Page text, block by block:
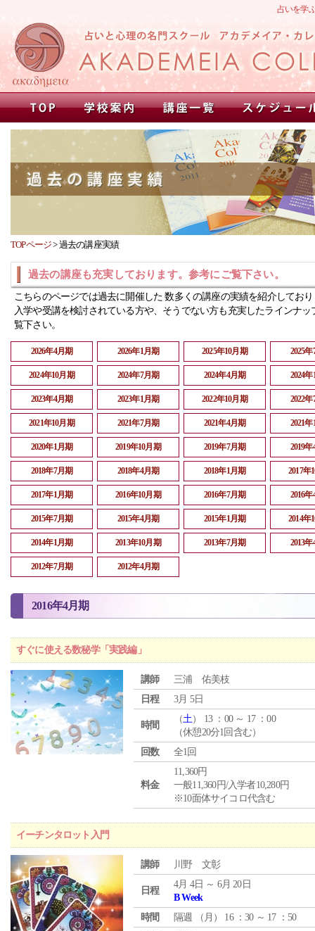
占いを学
TOPページ>過去の講座実績
過去の講座も充実しております。参考にご覧下さい。
こちらのページでは過去に開催した 数多くの講座の実績を紹介してお
入学や受講を検討されている方や、そうでない方も充実したラインナッ
覧下さい。
2026年4月期 2026年1月期 2025年10月期 2025
2024年10月期 2024年7月期 2024年4月期 2024
2023年4月期 2023年1月期 2022年10月期 2022
2021年10月期 2021年7月期 2021年4月期 2021
2020年1月期 2019年10月期 2019年7月期 2019
2018年7月期 2018年4月期 2018年1月期 2017年
2017年1月期 2016年10月期 2016年7月期 2016
2015年7月期 2015年4月期 2015年1月期 2014年
2014年1月期 2013年10月期 2013年7月期 2013
2012年7月期 2012年4月期
2016年4月期
すぐに使える数秘学「実践編」
講師
三浦 佑美枝
日程
3月 5日
時間
（土） 13 ：00 ～ 17 ：00
（休憩20分1回含む）
回数
全1回
料金
11,360円
一般11,360円/入学者10,280円
※10面体サイコロ代含む
イーチンタロット入門
講師 川野 文彰
日程
4月 4日 ～ 6月 20日
B Week
時間
隔週 （ 月 ） 16 ：30 ～ 17 ：50